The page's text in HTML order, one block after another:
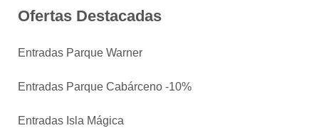
Ofertas Destacadas
Entradas Parque Warner
Entradas Parque Cabárceno -10%
Entradas Isla Mágica